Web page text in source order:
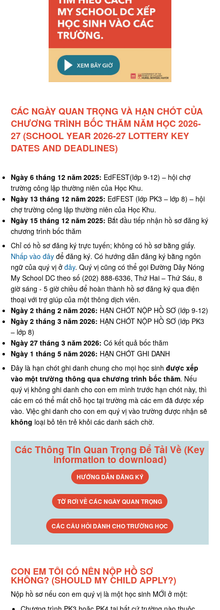
CÁC NGÀY QUAN TRỌNG VÀ HẠN CHÓT CỦA
CHƯƠNG TRÌNH BỐC THĂM NĂM HỌC 2026-
27(SCHOOL YEAR 2026-27 LOTTERY KEY
DATES AND DEADLINES)
Ngày 6 tháng 12 năm 2025: EdFEST(lớp 9-12) – hội chợ
trường công lập thường niên của Học Khu.
Ngày 13 tháng 12 năm 2025: EdFEST (lớp PK3 – lớp 8) – hội
chợ trường công lập thường niên của Học Khu.
Ngày 15 tháng 12 năm 2025: Bắt đầu tiếp nhận hồ sơ đăng ký
chương trình bốc thăm
Chỉ có hồ sơ đăng ký trực tuyến; không có hồ sơ bằng giấy.
Nhấp vào đây để đăng ký. Có hướng dẫn đăng ký bằng ngôn
ngữ của quý vị ở đây. Quý vị cũng có thể gọi Đường Dây Nóng
My School DC theo số (202) 888-6336, Thứ Hai – Thứ Sáu, 8
giờ sáng - 5 giờ chiều để hoàn thành hồ sơ đăng ký qua điện
thoại với trợ giúp của một thông dịch viên.
Ngày 2 tháng 2 năm 2026: HẠN CHÓT NỘP HỒ SƠ (lớp 9-12)
Ngày 2 tháng 3 năm 2026: HẠN CHÓT NỘP HỒ SƠ (lớp PK3
– lớp 8)
Ngày 27 tháng 3 năm 2026: Có kết quả bốc thăm
Ngày 1 tháng 5 năm 2026: HẠN CHÓT GHI DANH
Đây là hạn chót ghi danh chung cho mọi học sinh được xếp
vào một trường thông qua chương trình bốc thăm. Nếu
quý vị không ghi danh cho con em mình trước hạn chót này, thì
các em có thể mất chỗ học tại trường mà các em đã được xếp
vào. Việc ghi danh cho con em quý vị vào trường được nhận sẽ
không loại bỏ tên trẻ khỏi các danh sách chờ.
Các Thông Tin Quan Trọng Để Tải Về (Key
information to download)
HƯỚNG DẪN ĐĂNG KÝ
TỜ RƠI VỀ CÁC NGÀY QUAN TRỌNG
CÁC CÂU HỎI DÀNH CHO TRƯỜNG HỌC
CON EM TÔI CÓ NÊN NỘP HỒ SƠ
KHÔNG? (SHOULD MY CHILD APPLY?)
Nộp hồ sơ nếu con em quý vị là một học sinh MỚI ở một: